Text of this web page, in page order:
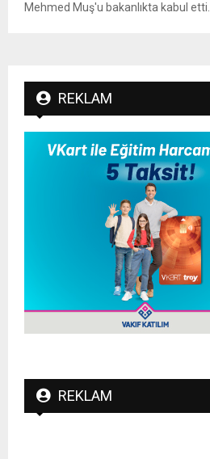
Mehmed Muş'u bakanlıkta kabul etti.
REKLAM
REKLAM